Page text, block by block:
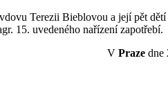
Terezii Bieblovou a její pět
15. uvedeného nařízení zapotřebí.
V Praze dne